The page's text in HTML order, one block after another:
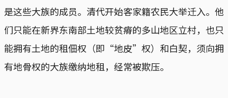
是这些大族的成员。清代开始客家籍农民大举迁入。他
们只能在新界东南部土地较贫瘠的多山地区立村，也只
能拥有土地的租佃权（即“地皮”权）和白契，须向拥
有地骨权的大族缴纳地租，经常被欺压。